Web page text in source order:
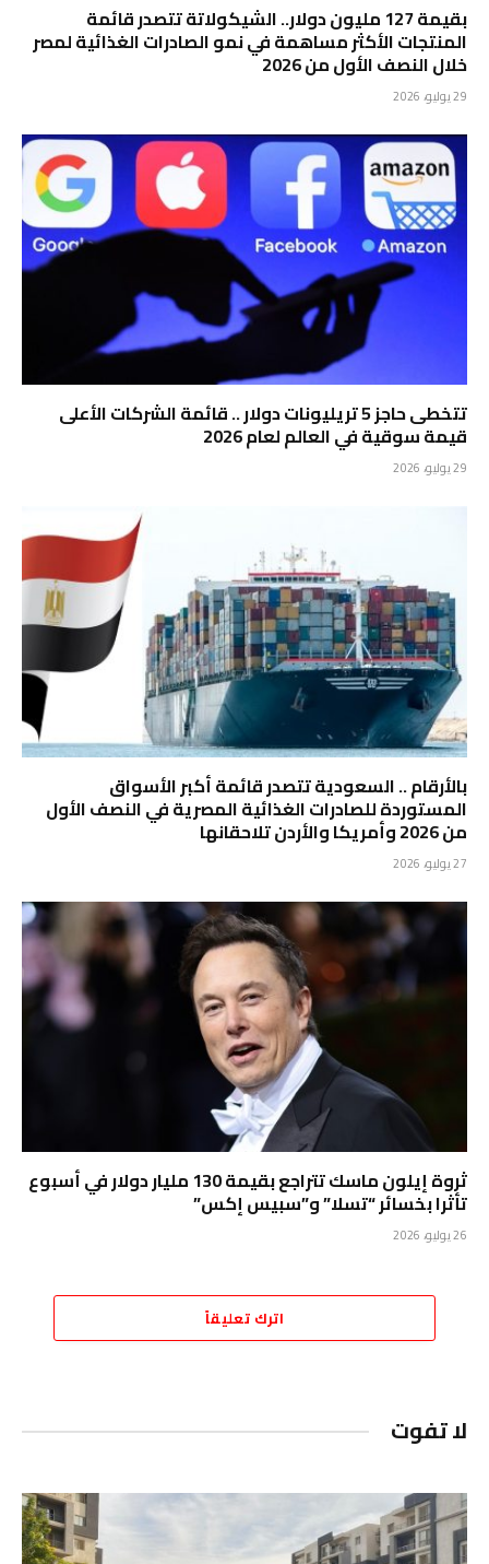
بقيمة 127 مليون دولار.. الشيكولاتة تتصدر قائمة
المنتجات الأكثر مساهمة في نمو الصادرات الغذائية لمصر
خلال النصف الأول من 2026
29 يوليو، 2026
تتخطى حاجز 5 تريليونات دولار .. قائمة الشركات الأعلى
قيمة سوقية في العالم لعام 2026
29 يوليو، 2026
بالأرقام .. السعودية تتصدر قائمة أكبر الأسواق
المستوردة للصادرات الغذائية المصرية في النصف الأول
من 2026 وأمريكا والأردن تلاحقانها
27 يوليو، 2026
ثروة إيلون ماسك تتراجع بقيمة 130 مليار دولار في أسبوع
تأثرا بخسائر “تسلا” و”سبيس إكس”
26 يوليو، 2026
اترك تعليقاً
لا تفوت